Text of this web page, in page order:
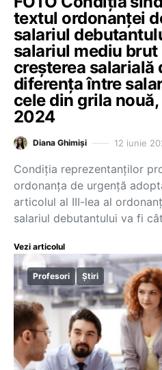
textul ordonanței
salariul
salariul mediu brut
creșterea salarială
diferența între
cele din grila
2024
Diana Ghimiși 12 iunie
Condiția reprezentanților
ordonanța de urgență
articolul al III-lea al
salariul debutantului va fi
Vezi articolul
Profesori Știri